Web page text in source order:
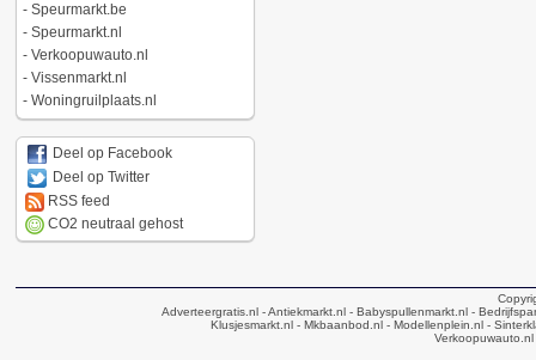
- Speurmarkt.be
- Speurmarkt.nl
- Verkoopuwauto.nl
- Vissenmarkt.nl
- Woningruilplaats.nl
Deel op Facebook
Deel op Twitter
RSS feed
CO2 neutraal gehost
Adverteergratis.nl - Antiekmarkt.nl - Babyspullenmarkt.nl -
Klusjesmarkt.nl- Mkbaanbod.nl- Modellenplein.nl-
Verkoopuwauto.nl